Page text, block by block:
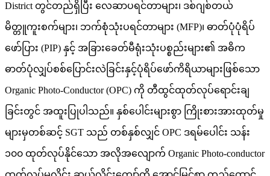
District တွင်တည်ရှိပြီး လေဆာပရင်တာများ၊ ဒစ်ဂျစ်တယ်
မိတ္တူကူးစက်များ၊ ဘက်စုံသုံးပရင်တာများ (MFP)၊ ဓာတ်ပုံပုံရိပ်
ဖော်ပြား (PIP) နှင့် အခြားခေတ်မီရုံးသုံးပစ္စည်းများ၏ အဓိက
ဓာတ်ပုံလျှပ်စစ်ပြောင်းလဲခြင်းနှင့်ပုံရိပ်ဖော်ကိရိယာများဖြစ်သော
Organic Photo-Conductor (OPC) ကို တီထွင်ထုတ်လုပ်ရောင်းချ
ခြင်းတွင် အထူးပြုပါသည်။ နှစ်ပေါင်းများစွာ ကြိုးစားအားထုတ်မှု
များမှတစ်ဆင့် SGT သည် တစ်နှစ်လျှင် OPC ဒရမ်ပေါင်း သန်း
၁၀၀ ထုတ်လုပ်နိုင်သော အလိုအလျောက် Organic Photo-conductor